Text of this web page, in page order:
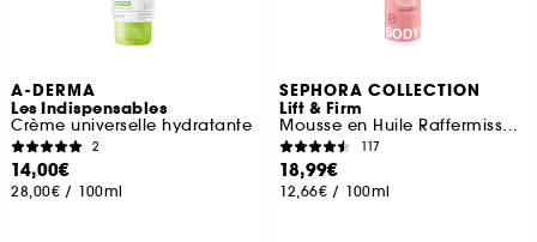
A-DERMA
Les Indispensables
Crème universelle hydratante
2
14,00€
28,00€ / 100ml
SEPHORA COLLECTION
Lift & Firm
Mousse en Huile Raffermissante Et Hydratante
117
18,99€
12,66€ / 100ml